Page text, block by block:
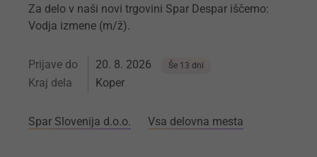
Za delo v naši novi trgovini Spar Despar iščemo:
Vodja izmene (m/ž).
Prijave do 20. 8. 2026 Še 13 dni
Kraj dela Koper
Spar Slovenija d.o.o. Vsa delovna mesta